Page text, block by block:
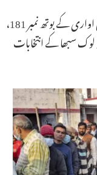
یہ واقعہ سنبھل لوک سبھا اسمبلی کے اسمولی گاؤں اواری کے بوتھ نمبر 181،
میں پیش آیا۔ منگل، 7 مئی کو لوک سبھا کے انتخابات